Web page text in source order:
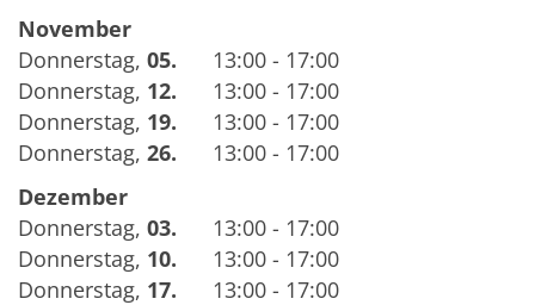
November
Donnerstag, 05.
13:00 - 17:00
Donnerstag, 12.
13:00 - 17:00
Donnerstag, 19.
13:00 - 17:00
Donnerstag, 26.
13:00 - 17:00
Dezember
Donnerstag, 03.
13:00 - 17:00
Donnerstag, 10.
13:00 - 17:00
Donnerstag, 17. 13:00 - 17:00